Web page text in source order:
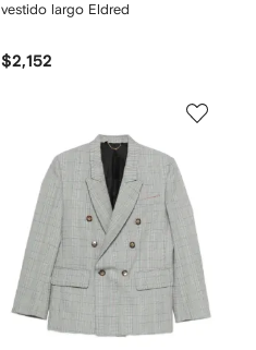
vestido largo Eldred
$2,152